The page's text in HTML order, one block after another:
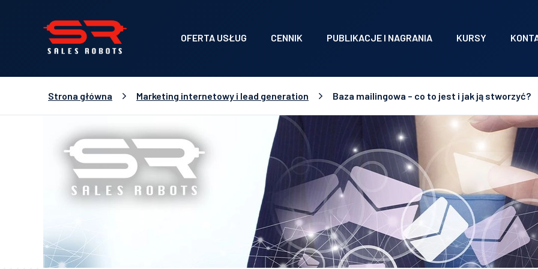
OFERTA USŁUG CENNIK PUBLIKACJE I NAGRANIA KURSY
Strona główna Marketing internetowy i lead generation Baza mailingowa – co to jest i jak ją stworzyć?